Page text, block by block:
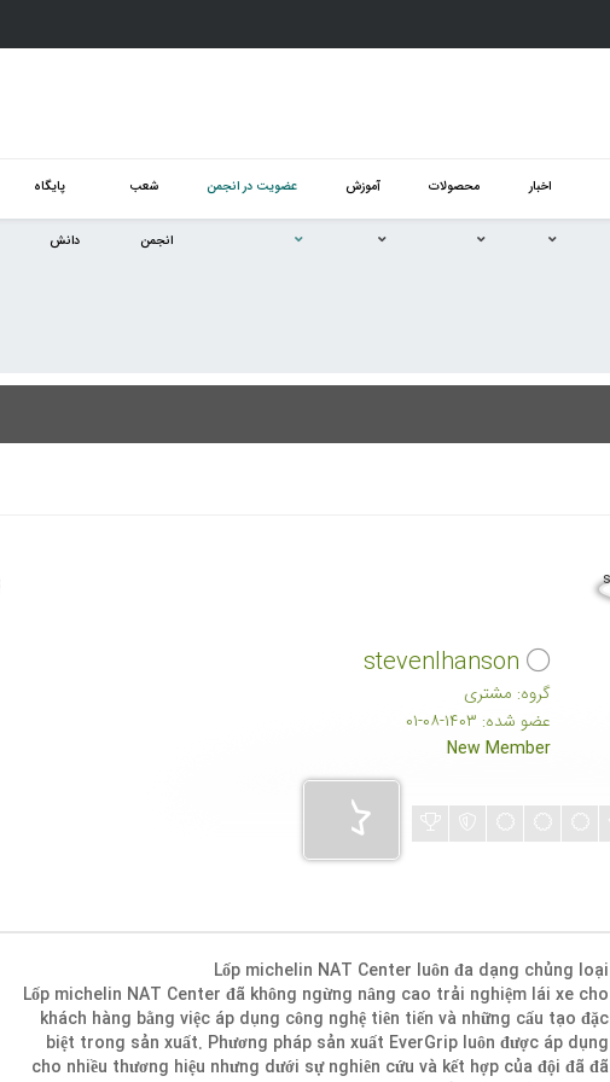
اخبار محصولات آموزش عضویت در انجمن شعب
انجمن
پایگاه
دانش
گروه: مشتری
عضو شده: ۱۴۰۳-۰۸-۰۱
New Member
Lốp michelin NAT Center luôn đa dạng chủng loại
Lốp michelin NAT Center đã không ngừng nâng cao trải nghiệm lái xe cho
khách hàng bằng việc áp dụng công nghệ tiên tiến và những cấu tạo đặc
biệt trong sản xuất. Phương pháp sản xuất EverGrip luôn được áp dụng
cho nhiều thương hiệu nhưng dưới sự nghiên cứu và kết hợp của đội đã đã